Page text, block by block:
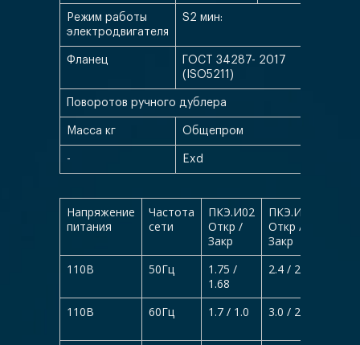
Режим работы
электродвигателя
S2 мин:
Фланец
ГОСТ 34287- 2017
(ISO5211)
Поворотов ручного дублера
Масса кг Общепром
- Exd
Напряжение
питания
Частота
сети
ПКЭ.И02
Откр /
Закр
ПКЭ.И04
Откр /
Закр
110В
50Гц
1.75 /
1.68
2.4 / 2.0
110В
60Гц 1.7 / 1.0 3.0 / 2.2